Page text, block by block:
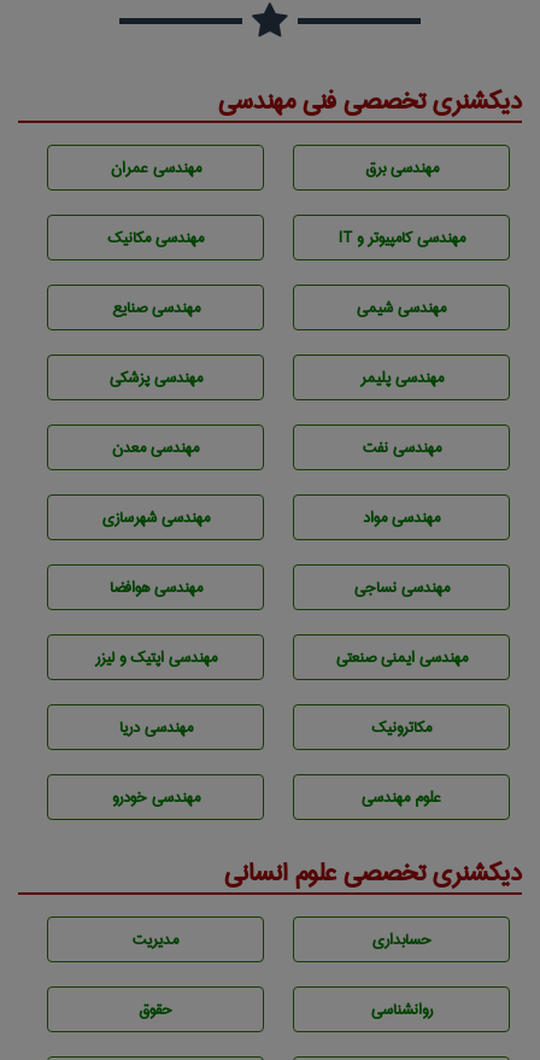
دیکشنری تخصصی فنی مهندسی
مهندسی برق مهندسی عمران
مهندسی كامپيوتر و IT مهندسی مکانیک
مهندسي شيمی مهندسی صنايع
مهندسی پليمر مهندسی پزشکی
مهندسی نفت مهندسی معدن
مهندسی مواد مهندسی شهرسازی
مهندسي نساجی مهندسی هوافضا
مهندسی ایمنی صنعتی مهندسی اپتیک و لیزر
مکاترونیک مهندسی دریا
علوم مهندسی مهندسی خودرو
دیکشنری تخصصی علوم انسانی
حسابداری مديريت
روانشناسی حقوق